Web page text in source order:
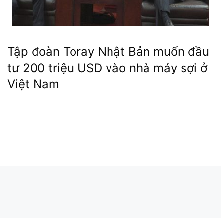
Tập đoàn Toray Nhật Bản muốn đầu
tư 200 triệu USD vào nhà máy sợi ở
Việt Nam